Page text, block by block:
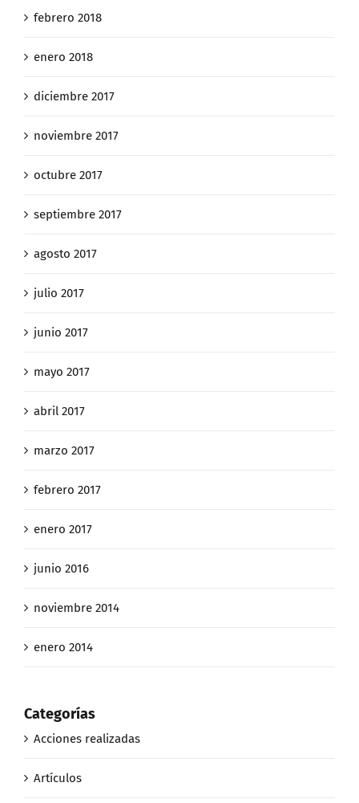
febrero 2018
enero 2018
diciembre 2017
noviembre 2017
octubre 2017
septiembre 2017
agosto 2017
julio 2017
junio 2017
mayo 2017
abril 2017
marzo 2017
febrero 2017
enero 2017
junio 2016
noviembre 2014
enero 2014
Categorías
Acciones realizadas
Artículos